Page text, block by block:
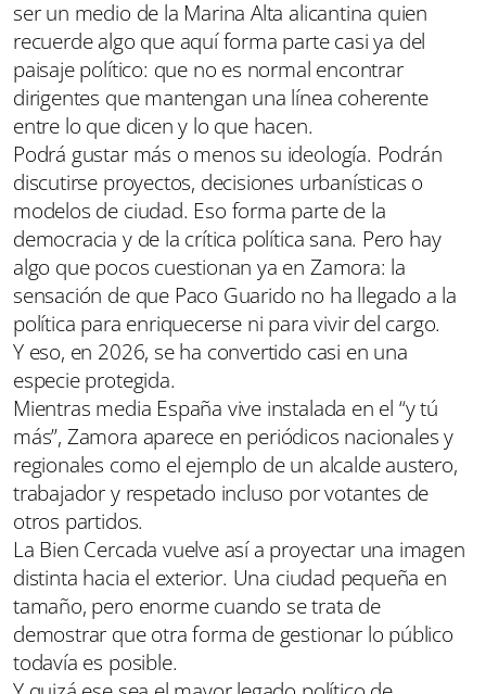
ser un medio de la Marina Alta alicantina quien
recuerde algo que aquí forma parte casi ya del
paisaje político: que no es normal encontrar
dirigentes que mantengan una línea coherente
entre lo que dicen y lo que hacen.
Podrá gustar más o menos su ideología. Podrán
discutirse proyectos, decisiones urbanísticas o
modelos de ciudad. Eso forma parte de la
democracia y de la crítica política sana. Pero hay
algo que pocos cuestionan ya en Zamora: la
sensación de que Paco Guarido no ha llegado a la
política para enriquecerse ni para vivir del cargo.
Y eso, en 2026, se ha convertido casi en una
especie protegida.
Mientras media España vive instalada en el “y tú
más”, Zamora aparece en periódicos nacionales y
regionales como el ejemplo de un alcalde austero,
trabajador y respetado incluso por votantes de
otros partidos.
La Bien Cercada vuelve así a proyectar una imagen
distinta hacia el exterior. Una ciudad pequeña en
tamaño, pero enorme cuando se trata de
demostrar que otra forma de gestionar lo público
todavía es posible.